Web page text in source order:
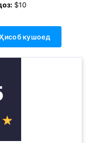
$10
кушоед
☆
★